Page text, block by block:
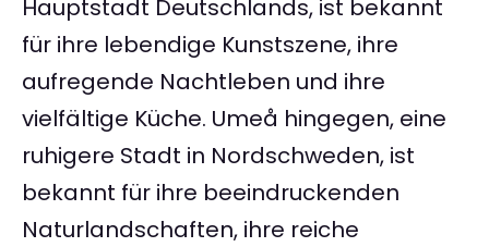
Hauptstadt Deutschlands, ist bekannt
für ihre lebendige Kunstszene, ihre
aufregende Nachtleben und ihre
vielfältige Küche. Umeå hingegen, eine
ruhigere Stadt in Nordschweden, ist
bekannt für ihre beeindruckenden
Naturlandschaften, ihre reiche